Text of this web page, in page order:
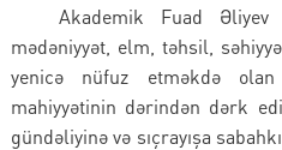
Akademik Fuad Əliyev
mədəniyyət, elm, təhsil,
yenicə nüfuz etməkdə olan
mahiyyətinin dərindən dərk
gündəliyinə və sıçrayışa